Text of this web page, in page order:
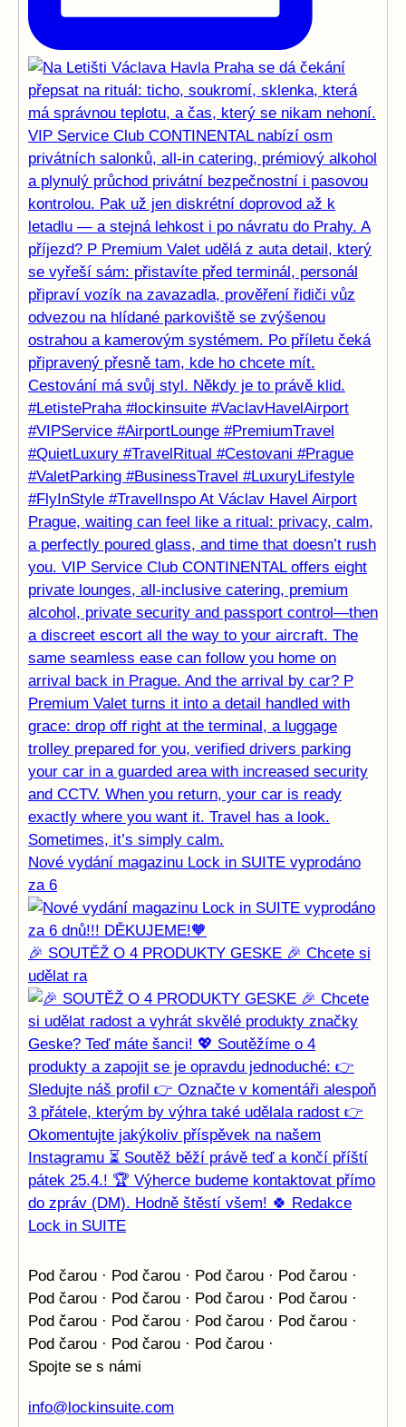
Nové vydání magazinu Lock in SUITE vyprodáno
za 6
🎉 SOUTĚŽ O 4 PRODUKTY GESKE 🎉 Chcete si
udělat ra
Pod čarou · Pod čarou · Pod čarou · Pod čarou ·
Pod čarou · Pod čarou · Pod čarou · Pod čarou ·
Pod čarou · Pod čarou · Pod čarou · Pod čarou ·
Pod čarou · Pod čarou · Pod čarou ·
Spojte se s námi
info@lockinsuite.com